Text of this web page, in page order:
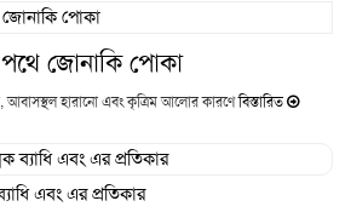
পথে জোনাকি পোকা
আবাসস্থল হারানো এবং কৃত্রিম আলোর কারণেবিস্তারিত
এবং এর প্রতিকার